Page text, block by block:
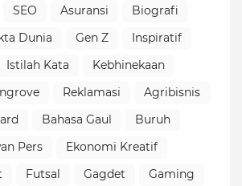
SEO Asuransi
Biografi
Dunia Gen Z
Inspiratif
Istilah Kata
Kebhinekaan
Reklamasi
Agribisnis
Bahasa Gaul
Buruh
Pers
Ekonomi Kreatif
Futsal Gagdet
Gaming